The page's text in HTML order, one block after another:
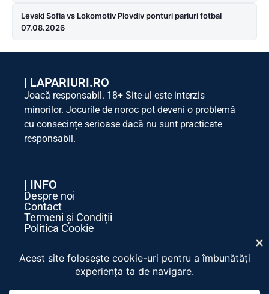
Levski Sofia vs Lokomotiv Plovdiv ponturi pariuri fotbal
07.08.2026
| LAPARIURI.RO
Joacă responsabil. 18+ Site-ul este interzis
minorilor. Jocurile de noroc pot deveni o problemă
cu consecințe serioase dacă nu sunt practicate
responsabil.
| INFO
Despre noi
Contact
Termeni și Condiții
Politica Cookie
| SOCIAL MEDIA